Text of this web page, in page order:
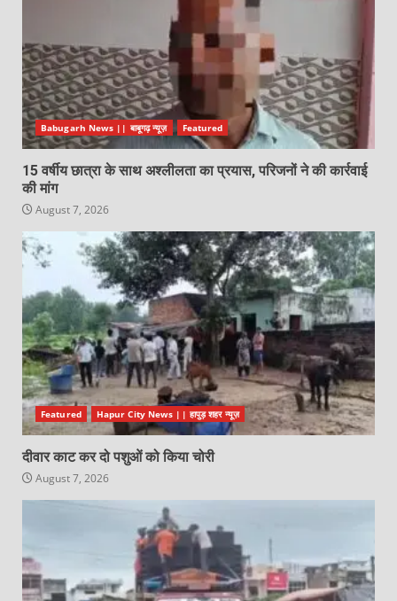
Babugarh News || बाबूगढ़ न्यूज़ Featured
15 वर्षीय छात्रा के साथ अश्लीलता का प्रयास, परिजनों ने की कार्रवाई
की मांग
August 7, 2026
Featured Hapur City News || हापुड़ शहर न्यूज़
दीवार काट कर दो पशुओं को किया चोरी
August 7, 2026